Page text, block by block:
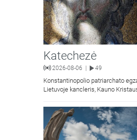
Katechezė
2026-08-06 49
Konstantinopolio patriarchato
Lietuvoje kancleris, Kauno
kunigas Vitalijus Mockus
Kristaus Atsimainymo šventę.